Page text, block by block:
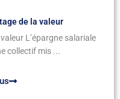
de la valeur
L’épargne salariale
collectif mis ...